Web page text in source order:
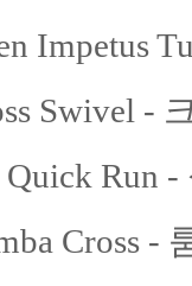
Impetus
Swivel -
Quick Run
Cross -